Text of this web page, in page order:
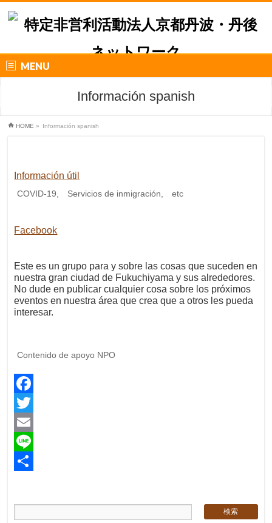
MENU
Información spanish
HOME » Información spanish
Información útil
COVID-19, Servicios de inmigración, etc
Facebook
Este es un grupo para y sobre las cosas que suceden en
nuestra gran ciudad de Fukuchiyama y sus alrededores.
No dude en publicar cualquier cosa sobre los próximos
eventos en nuestra área que crea que a otros les pueda
interesar.
Contenido de apoyo NPO
Facebook
Twitter
Email
Line